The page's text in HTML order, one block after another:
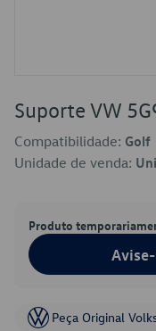
Suporte VW
Compatibilidade: Golf
Unidade de venda:
Produto
Peça Original